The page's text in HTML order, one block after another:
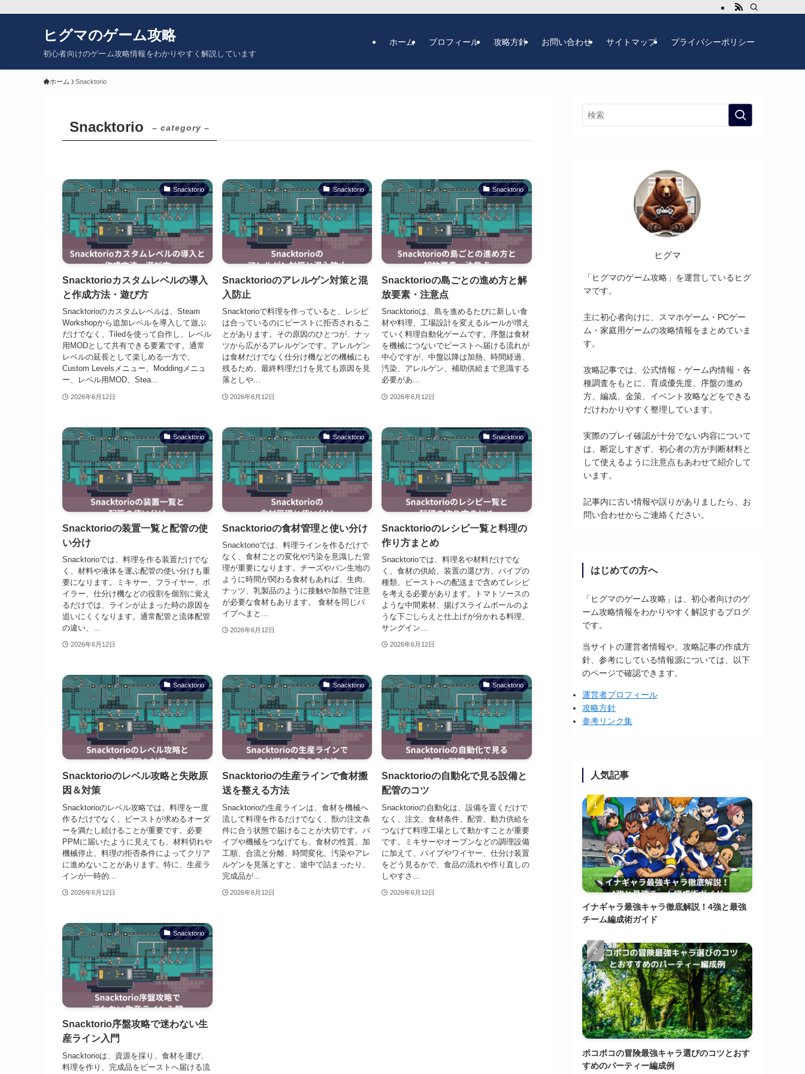
ヒグマのゲーム攻略
初心者向けのゲーム攻略情報をわかりやすく解説しています
ホーム プロフィール 攻略方針 お問い合わせ サイトマップ プライバシーポリシー
ホーム Snacktorio
Snacktorio – category –
Snacktorio
Snacktorioカスタムレベルの導入
と作成方法・遊び方
Snacktorioのカスタムレベルは、Steam
Workshopから追加レベルを導入して遊ぶ
だけでなく、Tiledを使って自作し、レベル
用MODとして共有できる要素です。通常
レベルの延長として楽しめる一方で、
Custom Levelsメニュー、Moddingメニュ
ー、レベル用MOD、Stea...
2026年6月12日
Snacktorio
Snacktorioのアレルゲン対策と混
入防止
Snacktorioで料理を作っていると、レシピ
は合っているのにビーストに拒否されるこ
とがあります。その原因のひとつが、ナッ
ツから広がるアレルゲンです。アレルゲン
は食材だけでなく仕分け機などの機械にも
残るため、最終料理だけを見ても原因を見
落としや...
2026年6月12日
Snacktorio
Snacktorioの島ごとの進め方と解
放要素・注意点
Snacktorioは、島を進めるたびに新しい食
材や料理、工場設計を変えるルールが増え
ていく料理自動化ゲームです。序盤は食材
を機械につないでビーストへ届ける流れが
中心ですが、中盤以降は加熱、時間経過、
汚染、アレルゲン、補助供給まで意識する
必要があ...
2026年6月12日
Snacktorio
Snacktorioの装置一覧と配管の使
い分け
Snacktorioでは、料理を作る装置だけでな
く、材料や液体を運ぶ配管の使い分けも重
要になります。ミキサー、フライヤー、ボ
イラー、仕分け機などの役割を個別に覚え
るだけでは、ラインが止まった時の原因を
追いにくくなります。通常配管と流体配管
の違い、...
2026年6月12日
Snacktorio
Snacktorioの食材管理と使い分け
Snacktorioでは、料理ラインを作るだけで
なく、食材ごとの変化や汚染を意識した管
理が重要になります。チーズやパン生地の
ように時間が関わる食材もあれば、生肉、
ナッツ、乳製品のように接触や加熱で注意
が必要な食材もあります。 食材を同じパ
イプへまと...
2026年6月12日
Snacktorio
Snacktorioのレシピ一覧と料理の
作り方まとめ
Snacktorioでは、料理名や材料だけでな
く、食材の供給、装置の選び方、パイプの
種類、ビーストへの配送まで含めてレシピ
を考える必要があります。トマトソースの
ような中間素材、揚げスライムボールのよ
うな下ごしらえと仕上げが分かれる料理、
サングイン...
2026年6月12日
Snacktorio
Snacktorioのレベル攻略と失敗原
因＆対策
Snacktorioのレベル攻略では、料理を一度
作るだけでなく、ビーストが求めるオーダ
ーを満たし続けることが重要です。必要
PPMに届いたように見えても、材料切れや
機械停止、料理の拒否条件によってクリア
に進めないことがあります。特に、生産ラ
インが一時的...
2026年6月12日
Snacktorio
Snacktorioの生産ラインで食材搬
送を整える方法
Snacktorioの生産ラインは、食材を機械へ
流して料理を作るだけでなく、獣の注文条
件に合う状態で届けることが大切です。パ
イプや機械をつなげても、食材の性質、加
工順、合流と分離、時間変化、汚染やアレ
ルゲンを見落とすと、途中で詰まったり、
完成品が...
2026年6月12日
Snacktorio
Snacktorioの自動化で見る設備と
配管のコツ
Snacktorioの自動化は、設備を置くだけで
なく、注文、食材条件、配管、動力供給を
つなげて料理工場として動かすことが重要
です。ミキサーやオーブンなどの調理設備
に加えて、パイプやワイヤー、仕分け装置
をどう見るかで、食品の流れや作り直しの
しやすさ...
2026年6月12日
Snacktorio
Snacktorio序盤攻略で迷わない生
産ライン入門
Snacktorioは、資源を採り、食材を運び、
料理を作り、完成品をビーストへ届ける流
ヒグマ
「ヒグマのゲーム攻略」を運営しているヒグ
マです。
主に初心者向けに、スマホゲーム・PCゲー
ム・家庭用ゲームの攻略情報をまとめていま
す。
攻略記事では、公式情報・ゲーム内情報・各
種調査をもとに、育成優先度、序盤の進め
方、編成、金策、イベント攻略などをできる
だけわかりやすく整理しています。
実際のプレイ確認が十分でない内容について
は、断定しすぎず、初心者の方が判断材料と
して使えるように注意点もあわせて紹介して
います。
記事内に古い情報や誤りがありましたら、お
問い合わせからご連絡ください。
はじめての方へ
「ヒグマのゲーム攻略」は、初心者向けのゲ
ーム攻略情報をわかりやすく解説するブログ
です。
当サイトの運営者情報や、攻略記事の作成方
針、参考にしている情報源については、以下
のページで確認できます。
運営者プロフィール
攻略方針
参考リンク集
人気記事
イナギャラ最強キャラ徹底解説！4強と最強
チーム編成術ガイド
ポコポコの冒険最強キャラ選びのコツとおす
すめのパーティー編成例